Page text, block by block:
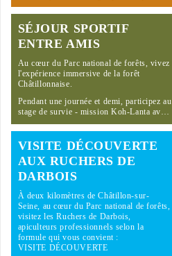
SÉJOUR SPORTIF
ENTRE AMIS
Au cœur du Parc national de forêts, vivez
l'expérience immersive de la forêt
Châtillonnaise.
Pendant une journée et demi, participez au
stage de survie - mission Koh-Lanta av…
VISITE DÉCOUVERTE
AUX RUCHERS DE
DARBOIS
À deux kilomètres de Châtillon-sur-
Seine, au cœur du Parc national de forêts,
visitez les Ruchers de Darbois,
apiculteurs professionnels selon la
formule qui vous convient :
VISITE DÉCOUVERTE